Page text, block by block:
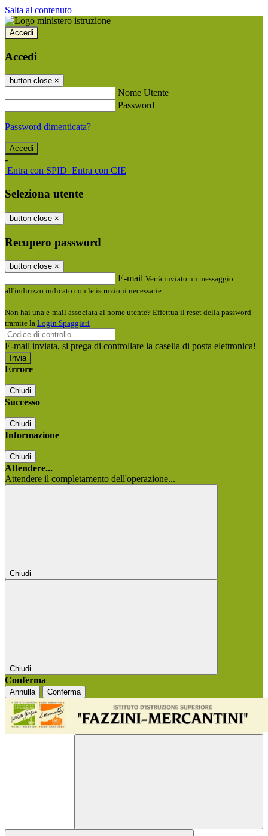
Salta al contenuto
Accedi
Accedi
button close ×
Nome Utente
Password
Password dimenticata?
-
Entra con SPID Entra con CIE
Seleziona utente
button close ×
Recupero password
button close ×
E-mail Verrà inviato un messaggio
all'indirizzo indicato con le istruzioni necessarie.
Non hai una e-mail associata al nome utente? Effettua il reset della password
tramite la Login Spaggiari
E-mail inviata, si prega di controllare la casella di posta elettronica!
Errore
Chiudi
Successo
Chiudi
Informazione
Chiudi
Attendere...
Attendere il completamento dell'operazione...
Chiudi
Chiudi
Conferma
Annulla Conferma